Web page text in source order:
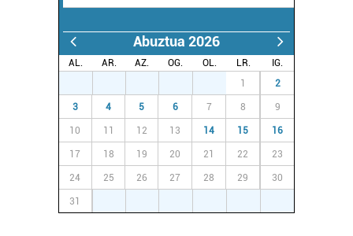
Abuztua 2026
AL. AR. AZ. OG. OL. LR.
IG.
1 2
3 4 5 6 7 8 9
10 11 12 13 14 15 16
17 18 19 20 21 22 23
24 25 26 27 28 29 30
31